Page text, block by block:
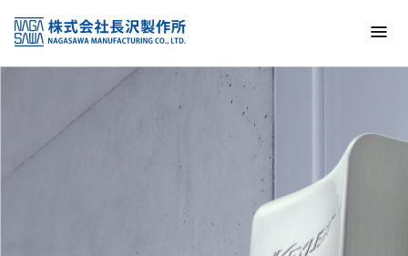
NAGASAWA MFG. CO., LTD.
信頼と技術で未来の安全を支える